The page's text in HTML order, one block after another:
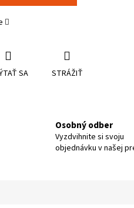
SA STRÁŽIŤ
Osobný odber
Vyzdvihnite si svoju
objednávku v našej